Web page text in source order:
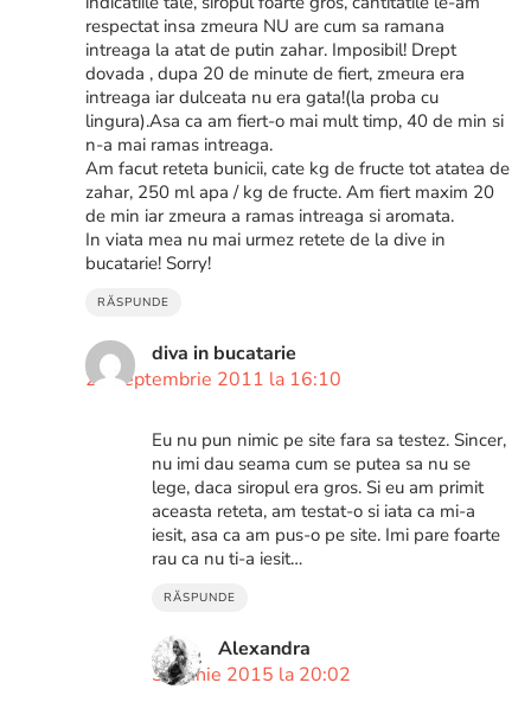
respectat insa zmeura NU are cum sa ramana
intreaga la atat de putin zahar. Imposibil! Drept
dovada , dupa 20 de minute de fiert, zmeura era
intreaga iar dulceata nu era gata!(la proba cu
lingura).Asa ca am fiert-o mai mult timp, 40 de min si
n-a mai ramas intreaga.
Am facut reteta bunicii, cate kg de fructe tot atatea de
zahar, 250 ml apa / kg de fructe. Am fiert maxim 20
de min iar zmeura a ramas intreaga si aromata.
In viata mea nu mai urmez retete de la dive in
bucatarie! Sorry!
RĂSPUNDE
diva in bucatarie
20 septembrie 2011 la 16:10
Eu nu pun nimic pe site fara sa testez. Sincer,
nu imi dau seama cum se putea sa nu se
lege, daca siropul era gros. Si eu am primit
aceasta reteta, am testat-o si iata ca mi-a
iesit, asa ca am pus-o pe site. Imi pare foarte
rau ca nu ti-a iesit…
RĂSPUNDE
Alexandra
30 iunie 2015 la 20:02